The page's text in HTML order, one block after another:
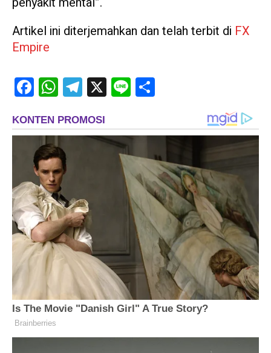
Artikel ini diterjemahkan dan telah terbit di FX
Empire
FacebookWhatsAppTelegram
X Line